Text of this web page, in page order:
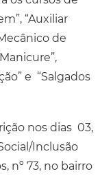
“Auxiliar
de
e “Salgados
nos dias 03,
Inclusão
nº 73, no bairro